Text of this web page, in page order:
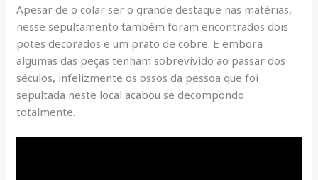
Apesar de o colar ser o grande destaque nas matérias,
nesse sepultamento também foram encontrados dois
potes decorados e um prato de cobre. E embora
algumas das peças tenham sobrevivido ao passar dos
séculos, infelizmente os ossos da pessoa que foi
sepultada neste local acabou se decompondo
totalmente.